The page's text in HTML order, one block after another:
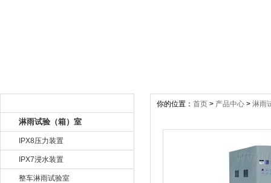
淋雨试验（箱）室
IPX8压力装置
IPX7浸水装置
整车淋雨试验室
你的位置： 首页 > 产品中心 > 淋雨